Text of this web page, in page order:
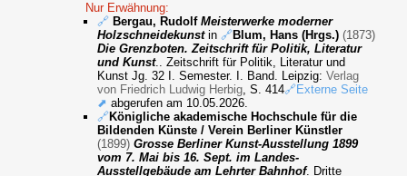
Nur Erwähnung:
🔗 Bergau, RudolfMeisterwerke moderner
Holzschneidekunstin🔗Blum, Hans (Hrgs.) (1873)
Die Grenzboten. Zeitschrift für Politik, Literatur
und Kunst.. Zeitschrift für Politik, Literatur und
Kunst Jg. 32 I. Semester. I. Band. Leipzig:Verlag
von Friedrich Ludwig Herbig, S. 414🔗Externe Seite
⬈ abgerufen am 10.05.2026.
🔗Königliche akademische Hochschule für die
Bildenden Künste / Verein Berliner Künstler
(1899) Grosse Berliner Kunst-Ausstellung 1899
vom 7. Mai bis 16. Sept. im Landes-
Ausstellgebäude am Lehrter Bahnhof. Dritte